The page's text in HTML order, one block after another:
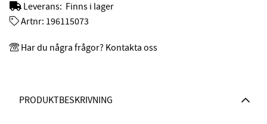
PRODUKTBESKRIVNING
Leverans: Finns i lager
Artnr: 196115073
Har du några frågor? Kontakta oss